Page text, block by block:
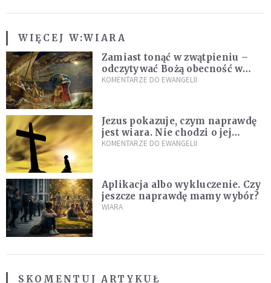
WIĘCEJ W:WIARA
Zamiast tonąć w zwątpieniu –
odczytywać Bożą obecność w
burzach codziennego życia
KOMENTARZE DO EWANGELII
Jezus pokazuje, czym naprawdę
jest wiara. Nie chodzi o jej
wielkość
KOMENTARZE DO EWANGELII
Aplikacja albo wykluczenie. Czy
jeszcze naprawdę mamy wybór?
WIARA
SKOMENTUJ ARTYKUŁ